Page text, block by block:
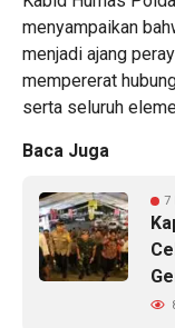
menyampaikan
menjadi ajang
mempererat
serta seluruh
Baca Juga
7